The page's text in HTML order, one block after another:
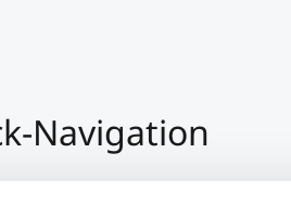
Navigation